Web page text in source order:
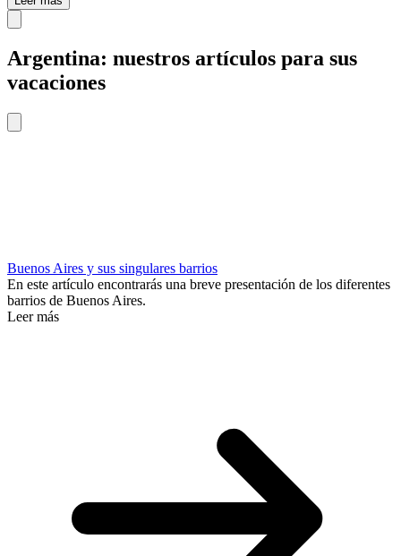
Argentina: nuestros artículos para sus
vacaciones
Buenos Aires y sus singulares barrios
En este artículo encontrarás una breve presentación de los diferentes
barrios de Buenos Aires.
Leer más